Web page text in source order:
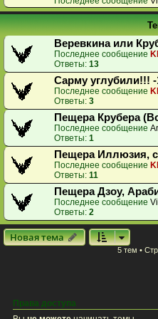
Веревкина или
Последнее сообщение
Ответы: 13
Сарму углубили!!! -
Последнее сообщение
Ответы: 3
Пещера Крубера
Последнее сообщение
Ответы: 1
Пещера Иллюзия,
Последнее сообщение
Ответы: 11
Пещера Дзоу,
Последнее сообщение
Ответы: 2
Новая тема
5 тем •
Права доступа